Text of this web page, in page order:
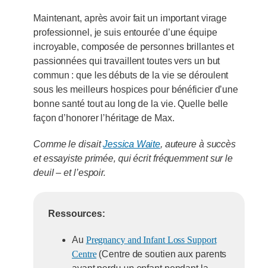
Maintenant, après avoir fait un important virage
professionnel, je suis entourée d’une équipe
incroyable, composée de personnes brillantes et
passionnées qui travaillent toutes vers un but
commun : que les débuts de la vie se déroulent
sous les meilleurs hospices pour bénéficier d’une
bonne santé tout au long de la vie. Quelle belle
façon d’honorer l’héritage de Max.
Comme le disaitJessica Waite, auteure à succès
et essayiste primée, qui écrit fréquemment sur le
deuil – et l’espoir.
Ressources:
Au Pregnancy and Infant Loss Support
Centre(Centre de soutien aux parents